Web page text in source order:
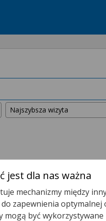
jest dla nas ważna
mechanizmy między
zapewnienia optymalnej
mogą być